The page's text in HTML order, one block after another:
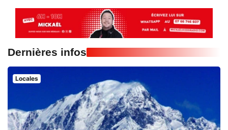
Dernières infos
Locales